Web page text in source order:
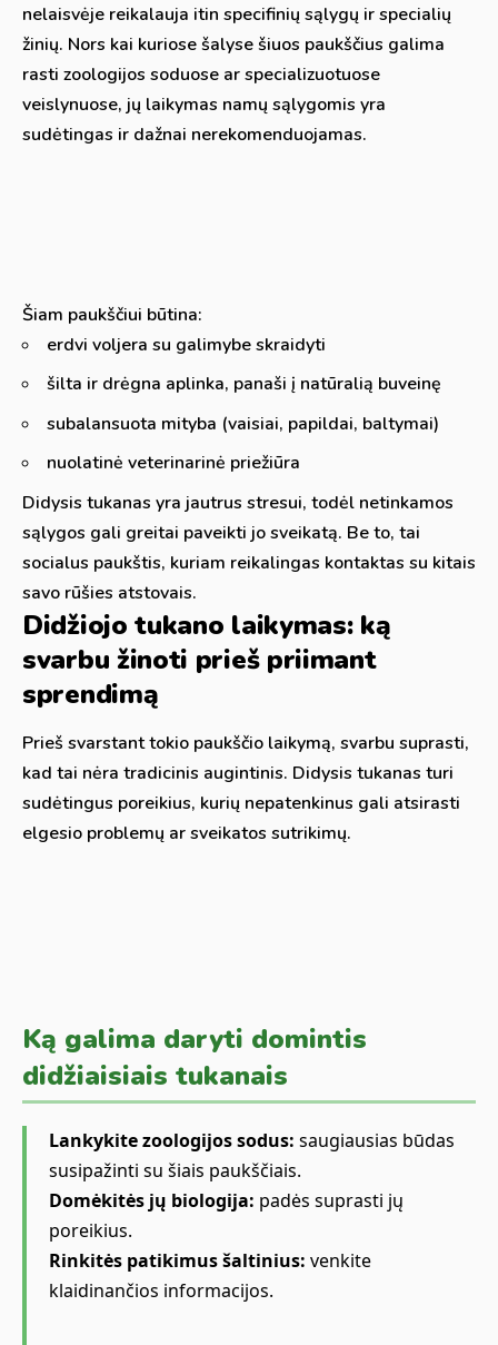
nelaisvėje reikalauja itin specifinių sąlygų ir specialių
žinių. Nors kai kuriose šalyse šiuos paukščius galima
rasti zoologijos soduose ar specializuotuose
veislynuose, jų laikymas namų sąlygomis yra
sudėtingas ir dažnai nerekomenduojamas.
Šiam paukščiui būtina:
erdvi voljera su galimybe skraidyti
šilta ir drėgna aplinka, panaši į natūralią buveinę
subalansuota mityba (vaisiai, papildai, baltymai)
nuolatinė veterinarinė priežiūra
Didysis tukanas yra jautrus stresui, todėl netinkamos
sąlygos gali greitai paveikti jo sveikatą. Be to, tai
socialus paukštis, kuriam reikalingas kontaktas su kitais
savo rūšies atstovais.
Didžiojo tukano laikymas: ką
svarbu žinoti prieš priimant
sprendimą
Prieš svarstant tokio paukščio laikymą, svarbu suprasti,
kad tai nėra tradicinis augintinis. Didysis tukanas turi
sudėtingus poreikius, kurių nepatenkinus gali atsirasti
elgesio problemų ar sveikatos sutrikimų.
Ką galima daryti domintis
didžiaisiais tukanais
Lankykite zoologijos sodus: saugiausias būdas
susipažinti su šiais paukščiais.
Domėkitės jų biologija: padės suprasti jų
poreikius.
Rinkitės patikimus šaltinius: venkite
klaidinančios informacijos.